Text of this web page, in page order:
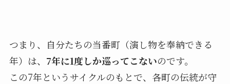
つまり、自分たちの当番町（演し物を奉納できる
年）は、 7年に1度しか巡ってこないのです。
この7年というサイクルのもとで、各町の伝統が守